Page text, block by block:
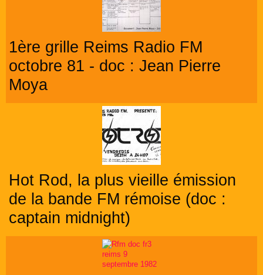
1ère grille Reims Radio FM
octobre 81 - doc : Jean Pierre
Moya
Hot Rod, la plus vieille émission
de la bande FM rémoise (doc :
captain midnight)